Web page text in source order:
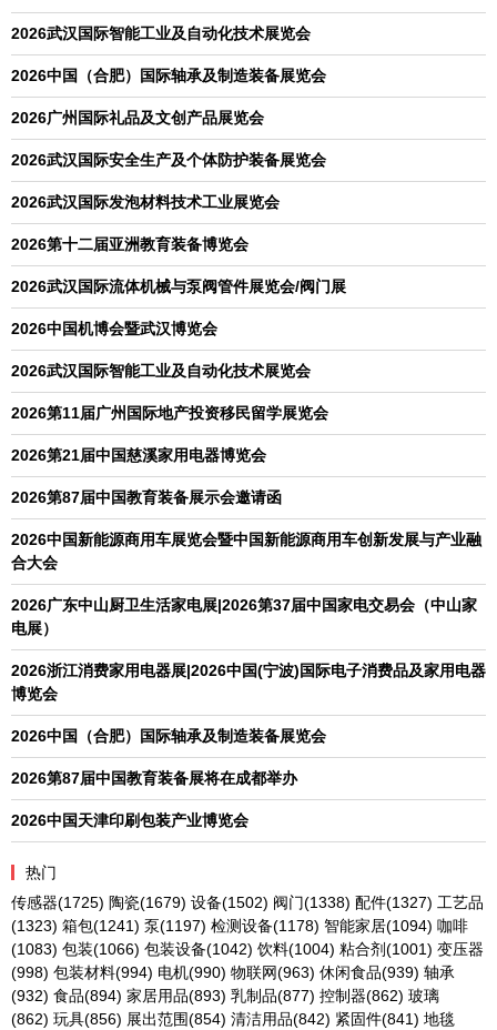
2026武汉国际智能工业及自动化技术展览会
2026中国（合肥）国际轴承及制造装备展览会
2026广州国际礼品及文创产品展览会
2026武汉国际安全生产及个体防护装备展览会
2026武汉国际发泡材料技术工业展览会
2026第十二届亚洲教育装备博览会
2026武汉国际流体机械与泵阀管件展览会/阀门展
2026中国机博会暨武汉博览会
2026武汉国际智能工业及自动化技术展览会
2026第11届广州国际地产投资移民留学展览会
2026第21届中国慈溪家用电器博览会
2026第87届中国教育装备展示会邀请函
2026中国新能源商用车展览会暨中国新能源商用车创新发展与产业融
合大会
2026广东中山厨卫生活家电展|2026第37届中国家电交易会（中山家
电展）
2026浙江消费家用电器展|2026中国(宁波)国际电子消费品及家用电器
博览会
2026中国（合肥）国际轴承及制造装备展览会
2026第87届中国教育装备展将在成都举办
2026中国天津印刷包装产业博览会
热门
传感器(1725) 陶瓷(1679) 设备(1502) 阀门(1338) 配件(1327) 工艺品
(1323) 箱包(1241) 泵(1197) 检测设备(1178) 智能家居(1094) 咖啡
(1083) 包装(1066) 包装设备(1042) 饮料(1004) 粘合剂(1001) 变压器
(998) 包装材料(994) 电机(990) 物联网(963) 休闲食品(939) 轴承
(932) 食品(894) 家居用品(893) 乳制品(877) 控制器(862) 玻璃
(862) 玩具(856) 展出范围(854) 清洁用品(842) 紧固件(841) 地毯